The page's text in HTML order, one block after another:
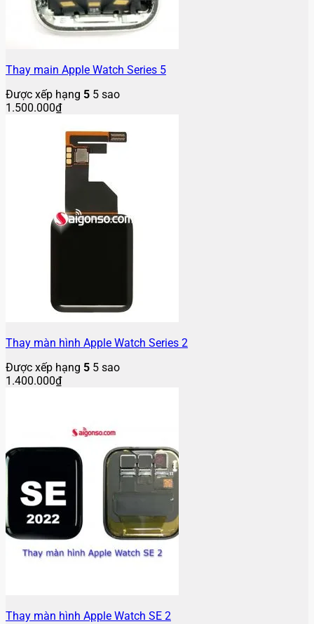
Thay main Apple Watch Series 5
Được xếp hạng 5 5 sao
1.500.000₫
Thay màn hình Apple Watch Series 2
Được xếp hạng 5 5 sao
1.400.000₫
Thay màn hình Apple Watch SE 2